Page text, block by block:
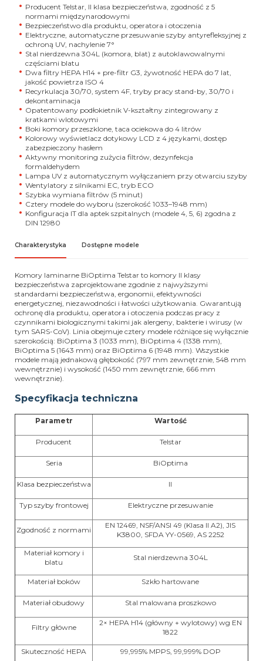
Producent Telstar, II klasa bezpieczeństwa, zgodność z 5
normami międzynarodowymi
Bezpieczeństwo dla produktu, operatora i otoczenia
Elektryczne, automatyczne przesuwanie szyby antyrefleksyjnej z
ochroną UV, nachylenie 7°
Stal nierdzewna 304L (komora, blat) z autoklawowalnymi
częściami blatu
Dwa filtry HEPA H14 + pre-filtr G3, żywotność HEPA do 7 lat,
jakość powietrza ISO 4
Recyrkulacja 30/70, system 4F, tryby pracy stand-by, 30/70 i
dekontaminacja
Opatentowany podłokietnik V-kształtny zintegrowany z
kratkami wlotowymi
Boki komory przeszklone, taca ociekowa do 4 litrów
Kolorowy wyświetlacz dotykowy LCD z 4 językami, dostęp
zabezpieczony hasłem
Aktywny monitoring zużycia filtrów, dezynfekcja
formaldehydem
Lampa UV z automatycznym wyłączaniem przy otwarciu szyby
Wentylatory z silnikami EC, tryb ECO
Szybka wymiana filtrów (5 minut)
Cztery modele do wyboru (szerokość 1033–1948 mm)
Konfiguracja IT dla aptek szpitalnych (modele 4, 5, 6) zgodna z
DIN 12980
Charakterystyka Dostępne modele
Komory laminarne BiOptima Telstar to komory II klasy
bezpieczeństwa zaprojektowane zgodnie z najwyższymi
standardami bezpieczeństwa, ergonomii, efektywności
energetycznej, niezawodności i łatwości użytkowania. Gwarantują
ochronę dla produktu, operatora i otoczenia podczas pracy z
czynnikami biologicznymi takimi jak alergeny, bakterie i wirusy (w
tym SARS-CoV). Linia obejmuje cztery modele różniące się wyłącznie
szerokością: BiOptima 3 (1033 mm), BiOptima 4 (1338 mm),
BiOptima 5 (1643 mm) oraz BiOptima 6 (1948 mm). Wszystkie
modele mają jednakową głębokość (797 mm zewnętrznie, 548 mm
wewnętrznie) i wysokość (1450 mm zewnętrznie, 666 mm
wewnętrznie).
Specyfikacja techniczna
Parametr Wartość
Producent Telstar
Seria BiOptima
Klasa bezpieczeństwa II
Typ szyby frontowej Elektryczne przesuwanie
Zgodność z normami
EN 12469, NSF/ANSI 49 (Klasa II A2), JIS
K3800, SFDA YY-0569, AS 2252
Materiał komory i
blatu
Stal nierdzewna 304L
Materiał boków Szkło hartowane
Materiał obudowy Stal malowana proszkowo
Filtry główne
2× HEPA H14 (główny + wylotowy) wg EN
1822
Skuteczność HEPA 99,995% MPPS, 99,999% DOP